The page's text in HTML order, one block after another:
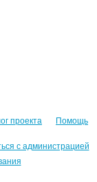
проекта Помощь
с администрацией